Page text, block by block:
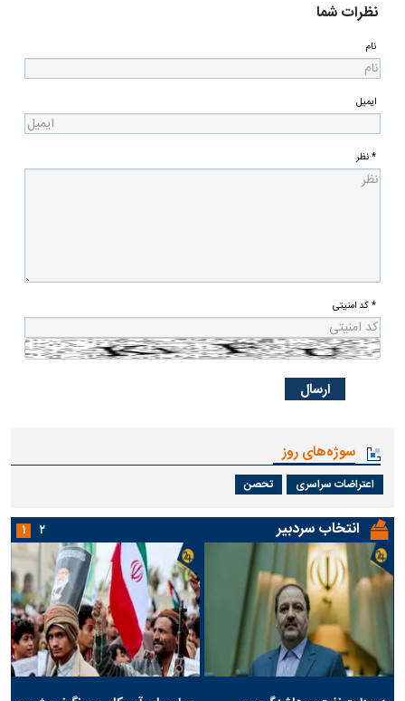
نظرات شما
نام
ایمیل
* نظر
* کد امنیتی
سوژه‌های روز
اعتراضات سراسری تحصن
انتخاب سردبیر ۱ ۲